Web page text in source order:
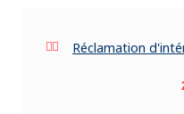
Réclamation